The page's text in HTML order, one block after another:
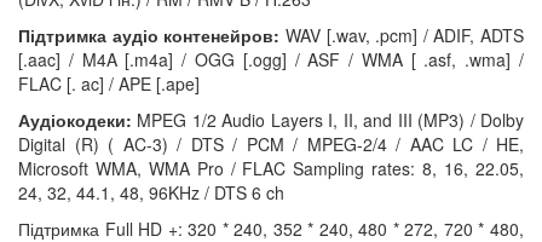
Підтримка аудіо контенейров: WAV [.wav, .pcm] / ADIF, ADTS
[.aac] / M4A [.m4a] / OGG [.ogg] / ASF / WMA [ .asf, .wma] /
FLAC [. ac] / APE [.ape]
Аудіокодеки: MPEG 1/2 Audio Layers I, II, and III (MP3) / Dolby
Digital (R) ( AC-3) / DTS / PCM / MPEG-2/4 / AAC LC / HE,
Microsoft WMA, WMA Pro / FLAC Sampling rates: 8, 16, 22.05,
24, 32, 44.1, 48, 96KHz / DTS 6 ch
Підтримка Full HD +: 320 * 240, 352 * 240, 480 * 272, 720 * 480,